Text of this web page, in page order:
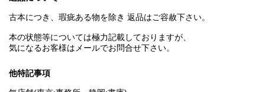
古本につき、瑕疵ある物を除き 返品はご容赦下さい。
本の状態等については極力記載しておりますが、
気になるお客様はメールでお問合せ下さい。
他特記事項